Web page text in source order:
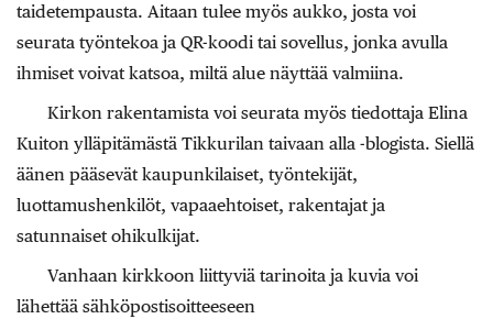
taidetempausta. Aitaan tulee myös aukko, josta voi
seurata työntekoa ja QR-koodi tai sovellus, jonka avulla
ihmiset voivat katsoa, miltä alue näyttää valmiina.
Kirkon rakentamista voi seurata myös tiedottaja Elina
Kuiton ylläpitämästä Tikkurilan taivaan alla -blogista. Siellä
äänen pääsevät kaupunkilaiset, työntekijät,
luottamushenkilöt, vapaaehtoiset, rakentajat ja
satunnaiset ohikulkijat.
Vanhaan kirkkoon liittyviä tarinoita ja kuvia voi
lähettää sähköpostisoitteeseen